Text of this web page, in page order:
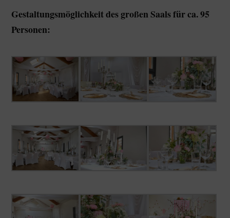
Gestaltungsmöglichkeit des großen Saals für ca. 95
Personen: